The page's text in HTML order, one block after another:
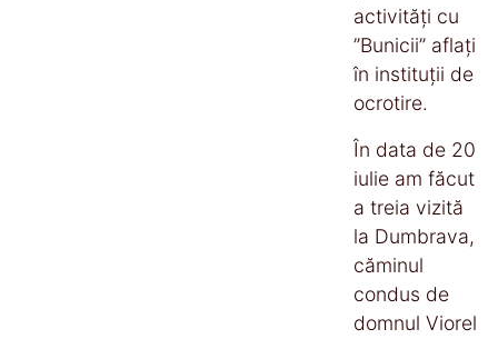
activități cu
”Bunicii” aflați
în instituții de
ocrotire.
În data de 20
iulie am făcut
a treia vizită
la Dumbrava,
căminul
condus de
domnul Viorel